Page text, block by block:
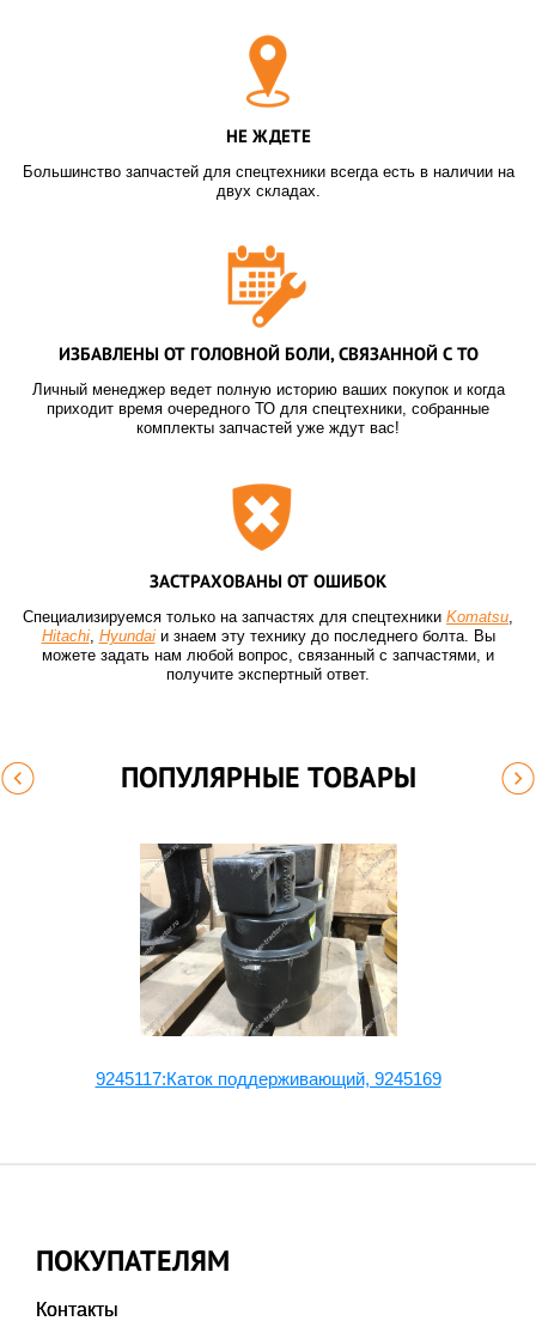
НЕ ЖДЕТЕ
Большинство запчастей для спецтехники всегда есть в наличии на
двух складах.
ИЗБАВЛЕНЫ ОТ ГОЛОВНОЙ БОЛИ, СВЯЗАННОЙ С ТО
Личный менеджер ведет полную историю ваших покупок и когда
приходит время очередного ТО для спецтехники, собранные
комплекты запчастей уже ждут вас!
ЗАСТРАХОВАНЫ ОТ ОШИБОК
Специализируемся только на запчастях для спецтехники Komatsu,
Hitachi, Hyundaiи знаем эту технику до последнего болта. Вы
можете задать нам любой вопрос, связанный с запчастями, и
получите экспертный ответ.
ПОПУЛЯРНЫЕ ТОВАРЫ
9245117:Каток поддерживающий, 9245169
ПОКУПАТЕЛЯМ
Контакты